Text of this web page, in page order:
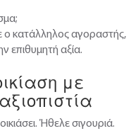
ο κατάλληλος αγοραστής,
επιθυμητή αξία.
με
Ήθελε σιγουριά.